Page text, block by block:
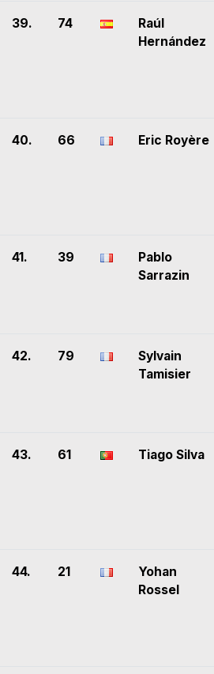
39. 74
Raúl
Hernández
40. 66 Eric Royère
41. 39
Pablo
Sarrazin
42. 79
Sylvain
Tamisier
43. 61 Tiago Silva
44. 21
Yohan
Rossel